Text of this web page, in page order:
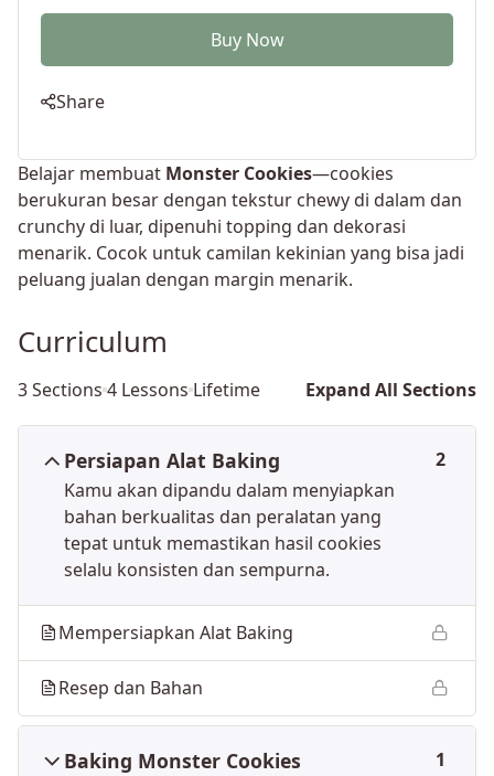
Belajar membuat Monster Cookies—cookies
berukuran besar dengan tekstur chewy di dalam dan
crunchy di luar, dipenuhi topping dan dekorasi
menarik. Cocok untuk camilan kekinian yang bisa jadi
peluang jualan dengan margin menarik.
Curriculum
3 Sections 4 Lessons Lifetime Expand All Sections
Persiapan Alat Baking
Kamu akan dipandu dalam menyiapkan
bahan berkualitas dan peralatan yang
tepat untuk memastikan hasil cookies
selalu konsisten dan sempurna.
2
Mempersiapkan Alat Baking
Resep dan Bahan
Baking Monster Cookies 1
Buy Now
Share